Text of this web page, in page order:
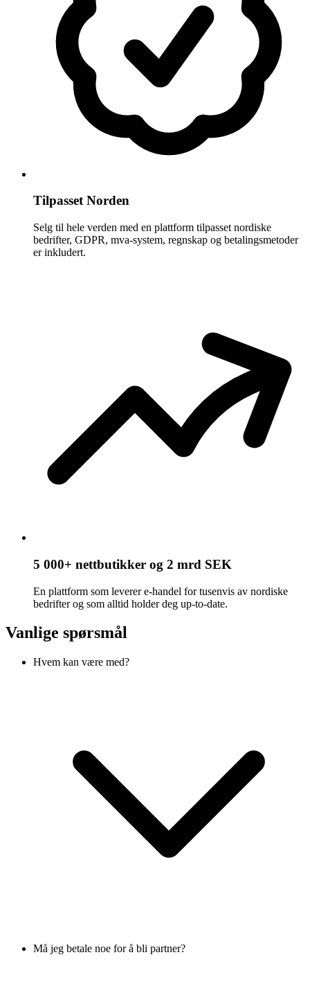
Tilpasset Norden
Selg til hele verden med en plattform tilpasset nordiske
bedrifter, GDPR, mva-system, regnskap og betalingsmetoder
er inkludert.
5 000+ nettbutikker og 2 mrd SEK
En plattform som leverer e-handel for tusenvis av nordiske
bedrifter og som alltid holder deg up-to-date.
Vanlige spørsmål
Hvem kan være med?
Må jeg betale noe for å bli partner?